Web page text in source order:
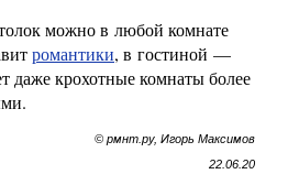
можно в любой комнате
романтики, в гостиной —
даже крохотные комнаты более
© рмнт.ру, Игорь Максимов
22.06.20